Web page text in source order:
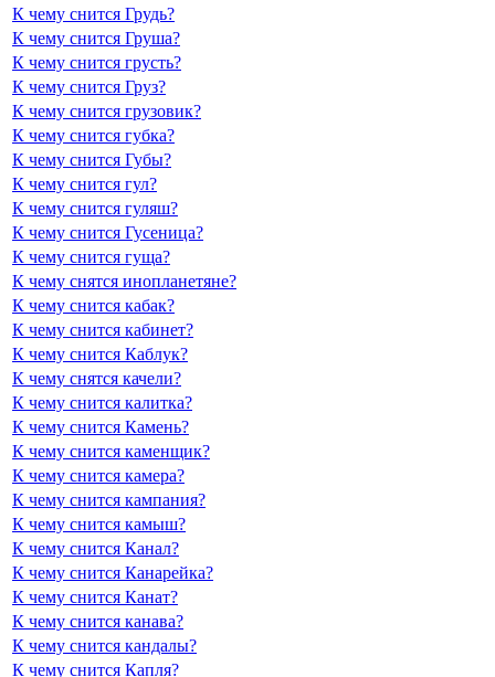
К чему снится Грудь?
К чему снится Груша?
К чему снится грусть?
К чему снится Груз?
К чему снится грузовик?
К чему снится губка?
К чему снится Губы?
К чему снится гул?
К чему снится гуляш?
К чему снится Гусеница?
К чему снится гуща?
К чему снятся инопланетяне?
К чему снится кабак?
К чему снится кабинет?
К чему снится Каблук?
К чему снятся качели?
К чему снится калитка?
К чему снится Камень?
К чему снится каменщик?
К чему снится камера?
К чему снится кампания?
К чему снится камыш?
К чему снится Канал?
К чему снится Канарейка?
К чему снится Канат?
К чему снится канава?
К чему снится кандалы?
К чему снится Капля?